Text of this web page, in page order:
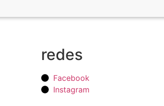
redes
Facebook
Instagram